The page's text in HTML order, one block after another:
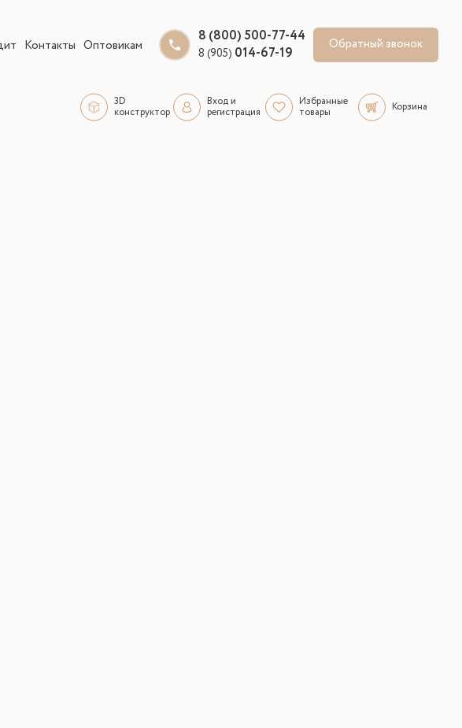
Контакты Оптовикам
8 (800) 500-77-44
8 (905) 014-67-19 Обратный звонок
3D
конструктор
Вход и
регистрация
Избранные
товары
Корзина